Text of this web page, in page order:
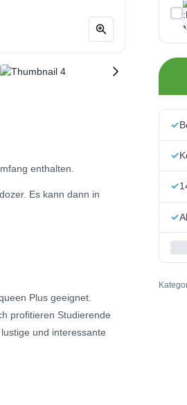
enthalten.
Es kann dann in
Plus geeignet.
profitieren Studierende
und interessante